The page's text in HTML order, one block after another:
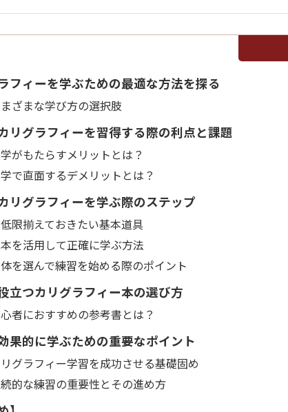
フィーを学ぶための最適な方法を探る
ざまな学び方の選択肢
リグラフィーを習得する際の利点と課題
がもたらすメリットとは？
で直面するデメリットとは？
リグラフィーを学ぶ際のステップ
限揃えておきたい基本道具
を活用して正確に学ぶ方法
を選んで練習を始める際のポイント
立つカリグラフィー本の選び方
者におすすめの参考書とは？
果的に学ぶための重要なポイント
グラフィー学習を成功させる基礎固め
的な練習の重要性とその進め方